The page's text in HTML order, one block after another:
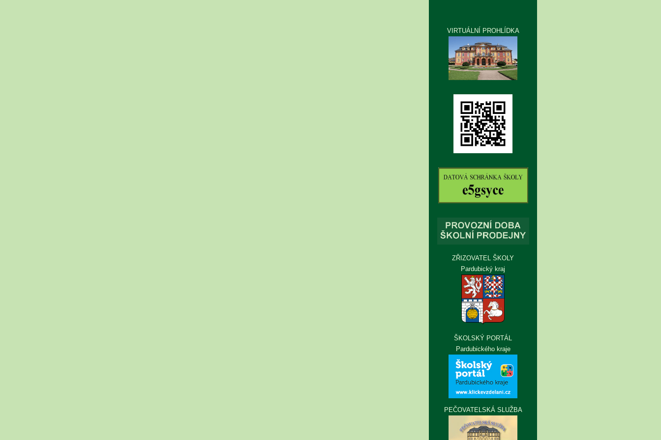
VIRTUÁLNÍ PROHLÍDKA
ZŘIZOVATEL ŠKOLY
Pardubický kraj
ŠKOLSKÝ PORTÁL
Pardubického kraje
PEČOVATELSKÁ SLUŽBA